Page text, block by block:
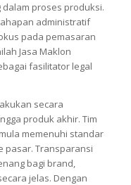
dalam proses produksi.
administratif
pada pemasaran
Jasa Maklon
fasilitator legal
secara
produk akhir. Tim
memenuhi standar
pasar. Transparansi
bagi brand,
jelas. Dengan